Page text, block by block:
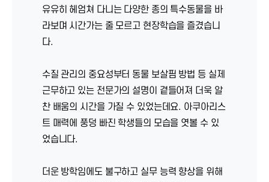
유유히 헤엄쳐 다니는 다양한 종의 특수동물을 바
라보며 시간가는 줄 모르고 현장학습을 즐겼습니
다.
수질 관리의 중요성부터 동물 보살핌 방법 등 실제
근무하고 있는 전문가의 설명이 곁들어져 더욱 알
찬 배움의 시간을 가질 수 있었는데요. 아쿠아리스
트 매력에 풍덩 빠진 학생들의 모습을 엿볼 수 있
었습니다.
더운 방학임에도 불구하고 실무 능력 향상을 위해